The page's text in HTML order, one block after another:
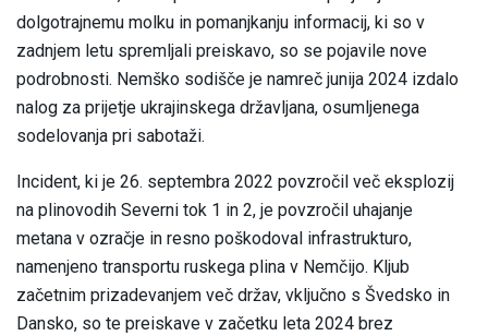
dolgotrajnemu molku in pomanjkanju informacij, ki so v
zadnjem letu spremljali preiskavo, so se pojavile nove
podrobnosti. Nemško sodišče je namreč junija 2024 izdalo
nalog za prijetje ukrajinskega državljana, osumljenega
sodelovanja pri sabotaži.
Incident, ki je 26. septembra 2022 povzročil več eksplozij
na plinovodih Severni tok 1 in 2, je povzročil uhajanje
metana v ozračje in resno poškodoval infrastrukturo,
namenjeno transportu ruskega plina v Nemčijo. Kljub
začetnim prizadevanjem več držav, vključno s Švedsko in
Dansko, so te preiskave v začetku leta 2024 brez